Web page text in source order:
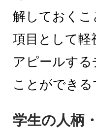
解しておくこ
項目として軽
アピールす
ことができる
学生の人柄